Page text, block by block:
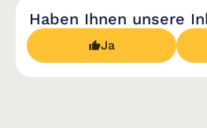
Haben Ihnen unsere
Ja